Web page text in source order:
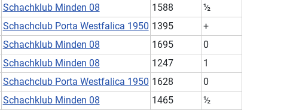
Schachklub Minden 08 1588
½
Schachclub Porta Westfalica 1950 1395
+
Schachklub Minden 08 1695
0
Schachklub Minden 08 1247
1
Schachclub Porta Westfalica 1950 1628
0
Schachklub Minden 08 1465
½